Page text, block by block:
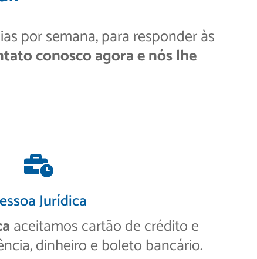
por semana, para responder às
conosco agora e nós lhe
Jurídica
aceitamos cartão de crédito e
dinheiro e boleto bancário.